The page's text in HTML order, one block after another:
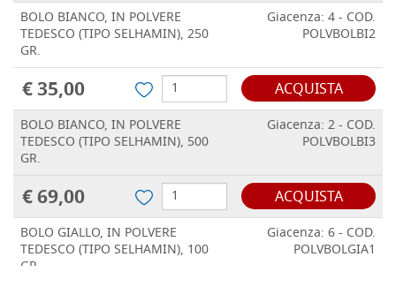
BOLO BIANCO, IN POLVERE
TEDESCO (TIPO SELHAMIN), 250
GR.
Giacenza: 4 - COD.
POLVBOLBI2
€ 35,00 ACQUISTA
BOLO BIANCO, IN POLVERE
TEDESCO (TIPO SELHAMIN), 500
GR.
Giacenza: 2 - COD.
POLVBOLBI3
€ 69,00 ACQUISTA
BOLO GIALLO, IN POLVERE
TEDESCO (TIPO SELHAMIN), 100
GR.
Giacenza: 6 - COD.
POLVBOLGIA1